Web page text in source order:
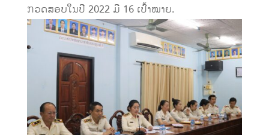
ກວດສອບໃນປີ 2022 ມີ 16 ເປົ້າໝາຍ.